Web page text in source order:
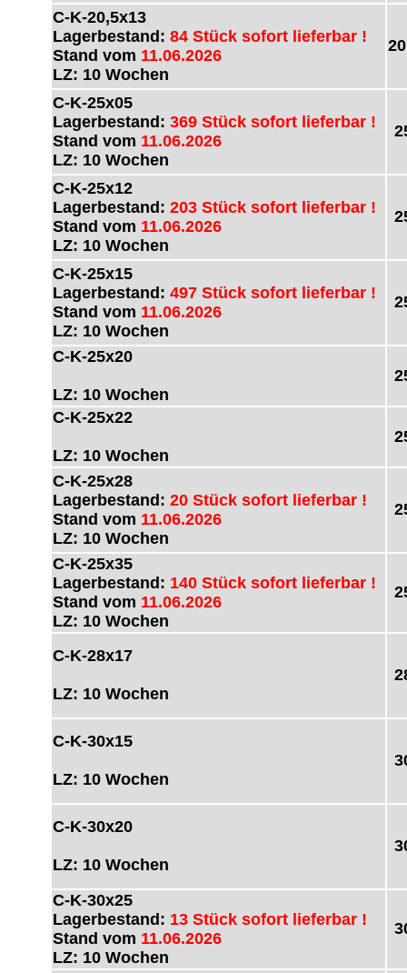
C-K-20,5x13
Lagerbestand: 84 Stück sofort lieferbar !
Stand vom 11.06.2026
LZ: 10 Wochen
C-K-25x05
Lagerbestand: 369 Stück sofort lieferbar !
Stand vom 11.06.2026
LZ: 10 Wochen
C-K-25x12
Lagerbestand: 203 Stück sofort lieferbar !
Stand vom 11.06.2026
LZ: 10 Wochen
C-K-25x15
Lagerbestand: 497 Stück sofort lieferbar !
Stand vom 11.06.2026
LZ: 10 Wochen
C-K-25x20
LZ: 10 Wochen
C-K-25x22
LZ: 10 Wochen
C-K-25x28
Lagerbestand: 20 Stück sofort lieferbar !
Stand vom 11.06.2026
LZ: 10 Wochen
C-K-25x35
Lagerbestand: 140 Stück sofort lieferbar !
Stand vom 11.06.2026
LZ: 10 Wochen
C-K-28x17
LZ: 10 Wochen
C-K-30x15
LZ: 10 Wochen
C-K-30x20
LZ: 10 Wochen
C-K-30x25
Lagerbestand: 13 Stück sofort lieferbar !
Stand vom 11.06.2026
LZ: 10 Wochen